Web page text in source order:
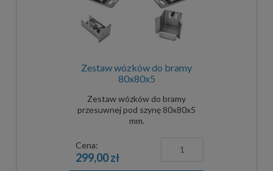
Zestaw wózków do bramy
80x80x5
Zestaw wózków do bramy
przesuwnej pod szynę 80x80x5
mm.
Cena:
299,00 zł